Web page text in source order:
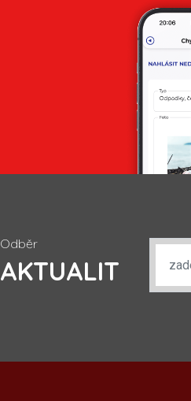
Odběr
AKTUALIT